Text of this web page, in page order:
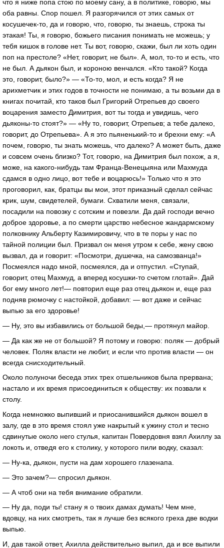
что я ниже попа стою по моему сану, а в политике, говорю, мы
оба равны. Спор пошел. Я разгорячился от этих самых от
косушечек-то, да и говорю, что, говорю, ты знаешь, строка ты
этакая! Ты, я говорю, божьего писания понимать не можешь; у
тебя кишок в голове нет. Ты вот, говорю, скажи, был ли хоть один
поп на престоле? «Нет, говорит, не был». А, мол, то-то и есть, что
не был. А дьякон был, и короною венчался. «Кто такой? Когда
это, говорит, было?» — «То-то, мол, и есть когда? Я не
арихметчик и этих годов в точности не понимаю, а ты возьми да в
книгах почитай, кто таков был Григорий Отрепьев до своего
воцарения заместо Димитрия, вот ты тогда и увидишь, чего
дьяконы-то стоят?» — «Ну то, говорит, Отрепьев; а тебе далеко,
говорит, до Отрепьева». А я это пьяненький-то и брехни ему: «А
почем, говорю, ты знать можешь, что далеко? А может быть, даже
и совсем очень близко? Тот, говорю, на Димитрия был похож, а я,
може, на какого-нибудь там Франца-Венецыяна или Махмуда
сдамся в одно лицо, вот тебе и воцарюсь!» Только что я это
проговорил, как, братцы вы мои, этот приказный сделал сейчас
крик, шум, свидетелей, бумаги. Схватили меня, связали,
посадили на повозку с сотским и повезли. Да дай господи вечно
доброе здоровье, а по смерти царство небесное жандармскому
полковнику Альберту Казимировичу, что в те поры у нас по
тайной полиции был. Призвал он меня утром к себе, жену свою
вызвал, да и говорит: «Посмотри, душечка, на самозванца!»
Посмеялся надо мной, посмеялся, да и отпустил. «Ступай,
говорит, отец Махмуд, а вперед косушки-то счетом глотай». Дай
бог ему много лет!— повторил еще раз отец дьякон и, еще раз
подняв рюмочку с настойкой, добавил: — вот даже и сейчас
выпью за его здоровье!
— Ну, это вы избавились от большой беды,— протянул майор.
— Да как же не от большой? Я потому и говорю: поляк — добрый
человек. Поляк власти не любит, и если что против власти — он
всегда снисходительный.
Около полуночи беседа этих трех отшельников была прервана;
настало и их время присоединиться к обществу: их позвали к
столу.
Когда немножко выпивший и приосанившийся дьякон вошел в
залу, где в это время стоял уже накрытый к ужину стол и тесно
сдвинутые около него стулья, капитан Повердовня взял Ахиллу за
локоть и, отведя его к столику, у которого пили водку, сказал:
— Ну-ка, дьякон, пусти на дам хорошего глазенапа.
— Это зачем?— спросил дьякон.
— А чтоб они на тебя внимание обратили.
— Ну да, поди ты! стану я о твоих дамах думать! Чем мне,
вдовцу, на них смотреть, так я лучше без всякого греха две водки
выпью.
И, дав такой ответ, Ахилла действительно выпил, да и все выпили